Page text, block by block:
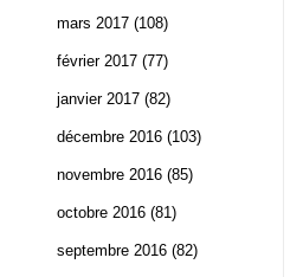
mars 2017 (108)
février 2017 (77)
janvier 2017 (82)
décembre 2016 (103)
novembre 2016 (85)
octobre 2016 (81)
septembre 2016 (82)